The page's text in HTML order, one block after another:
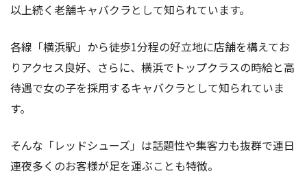
以上続く老舗キャバクラとして知られています。
各線「横浜駅」から徒歩1分程の好立地に店舗を構えてお
りアクセス良好、さらに、横浜でトップクラスの時給と高
待遇で女の子を採用するキャバクラとして知られていま
す。
そんな「レッドシューズ」は話題性や集客力も抜群で連日
連夜多くのお客様が足を運ぶことも特徴。